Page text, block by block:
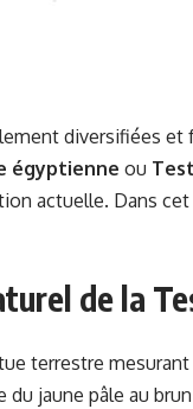
diversifiées et
égyptienne ou
actuelle. Dans
de la
terrestre mesurant
du jaune pâle au